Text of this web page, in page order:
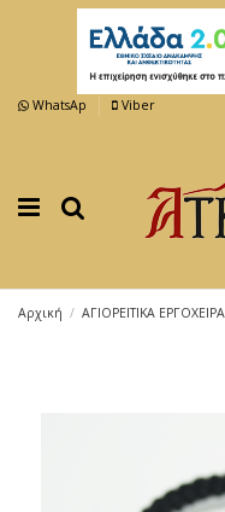
WhatsAp Viber
Αρχική ΑΓΙΟΡΕΙΤΙΚΑ ΕΡΓΟΧΕΙΡΑ